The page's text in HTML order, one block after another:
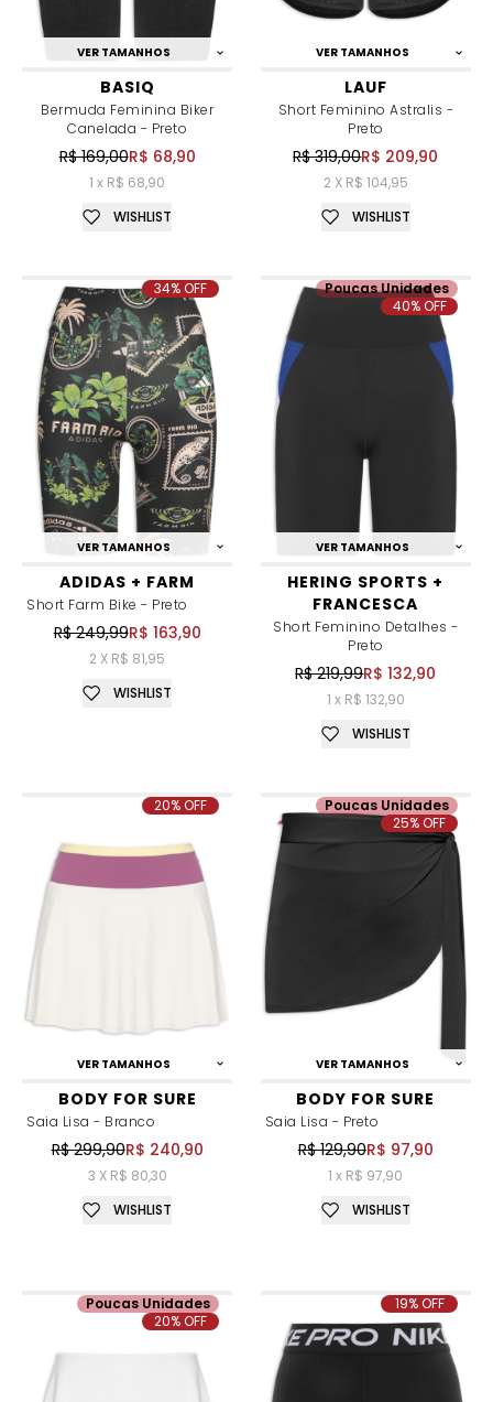
VER TAMANHOS
BASIQ
Bermuda Feminina Biker
Canelada - Preto
R$ 169,00R$ 68,90
1 x R$ 68,90
WISHLIST
VER TAMANHOS
LAUF
Short Feminino Astralis -
Preto
R$ 319,00R$ 209,90
2 X R$ 104,95
WISHLIST
VER TAMANHOS
ADIDAS + FARM
Short Farm Bike - Preto
R$ 249,99R$ 163,90
2 X R$ 81,95
34% OFF
WISHLIST
VER TAMANHOS
HERING SPORTS +
FRANCESCA
Short Feminino Detalhes -
Preto
R$ 219,99R$ 132,90
1 x R$ 132,90
Poucas Unidades
40% OFF
WISHLIST
VER TAMANHOS
BODY FOR SURE
Saia Lisa - Branco
R$ 299,90R$ 240,90
3 X R$ 80,30
20% OFF
WISHLIST
VER TAMANHOS
BODY FOR SURE
Saia Lisa - Preto
R$ 129,90R$ 97,90
1 x R$ 97,90
Poucas Unidades
25% OFF
WISHLIST
Poucas Unidades
20% OFF
19% OFF